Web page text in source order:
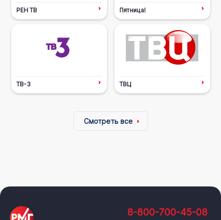
РЕН ТВ Пятница!
ТВ-3 ТВЦ
Смотреть все
8-800-700-45-08